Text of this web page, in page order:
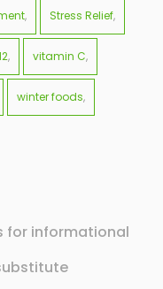
Stress Relief
vitamin C
winter foods
for informational